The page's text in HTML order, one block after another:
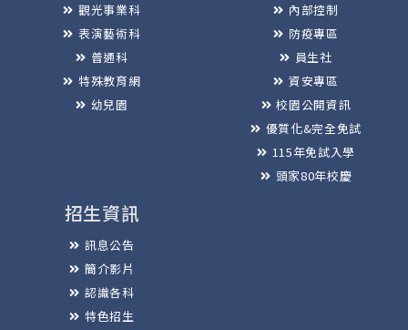
觀光事業科
表演藝術科
普通科
特殊教育網
幼兒園
內部控制
防疫專區
員生社
資安專區
校園公開資訊
優質化&完全免試
115年免試入學
頭家80年校慶
招生資訊
訊息公告
簡介影片
認識各科
特色招生